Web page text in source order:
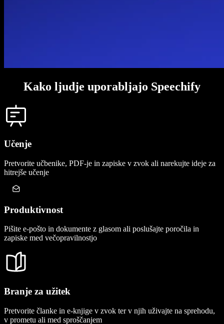
Kako ljudje uporabljajo Speechify
Učenje
Pretvorite učbenike, PDF-je in zapiske v zvok ali narekujte ideje za
hitrejše učenje
Produktivnost
Pišite e-pošto in dokumente z glasom ali poslušajte poročila in
zapiske med večopravilnostjo
Branje za užitek
Pretvorite članke in e-knjige v zvok ter v njih uživajte na sprehodu,
v prometu ali med sproščanjem